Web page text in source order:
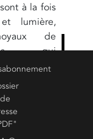
à la fois
lumière,
de
qui
au vivant
:
à la
(3/3)
de